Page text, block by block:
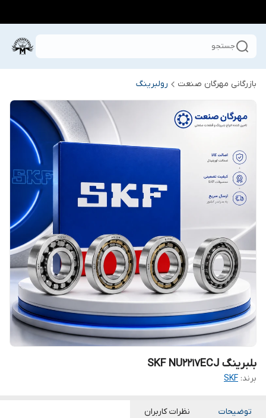
جستجو
بازرگانی مهرگان صنعت رولبرینگ
بلبرینگ SKF NU2217ECJ
برند: SKF
توضیحات نظرات کاربران